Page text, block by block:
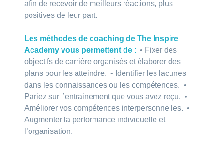
afin de recevoir de meilleurs réactions, plus
positives de leur part.
Les méthodes de coaching de The Inspire
Academy vous permettent de : • Fixer des
objectifs de carrière organisés et élaborer des
plans pour les atteindre. • Identifier les lacunes
dans les connaissances ou les compétences. •
Pariez sur l’entrainement que vous avez reçu. •
Améliorer vos compétences interpersonnelles. •
Augmenter la performance individuelle et
l’organisation.